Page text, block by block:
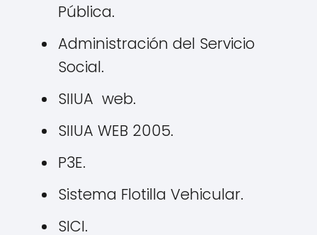
Pública.
Administración del Servicio
Social.
SIIUA web.
SIIUA WEB 2005.
P3E.
Sistema Flotilla Vehicular.
SICI.